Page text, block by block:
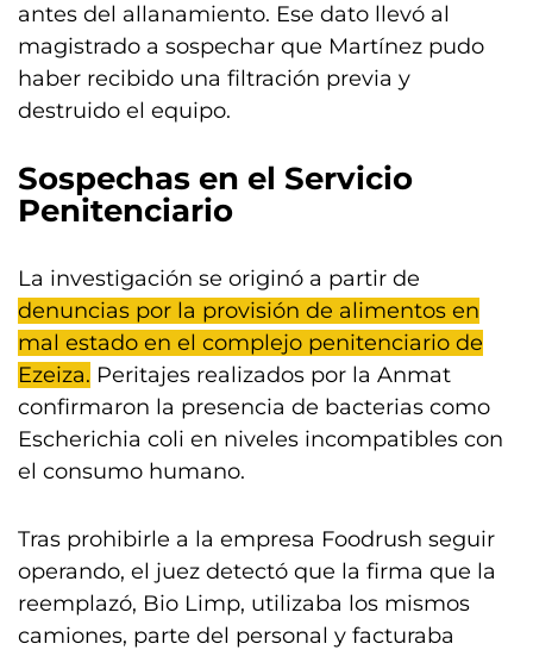
antes del allanamiento. Ese dato llevó al
magistrado a sospechar que Martínez pudo
haber recibido una filtración previa y
destruido el equipo.
Sospechas en el Servicio
Penitenciario
La investigación se originó a partir de
denuncias por la provisión de alimentos en
mal estado en el complejo penitenciario de
Ezeiza. Peritajes realizados por la Anmat
confirmaron la presencia de bacterias como
Escherichia coli en niveles incompatibles con
el consumo humano.
Tras prohibirle a la empresa Foodrush seguir
operando, el juez detectó que la firma que la
reemplazó, Bio Limp, utilizaba los mismos
camiones, parte del personal y facturaba